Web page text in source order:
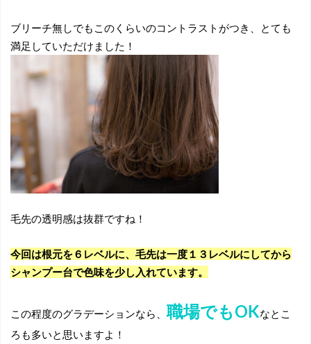
ブリーチ無しでもこのくらいのコントラストがつき、とても
満足していただけました！
毛先の透明感は抜群ですね！
今回は根元を６レベルに、毛先は一度１３レベルにしてから
シャンプー台で色味を少し入れています。
この程度のグラデーションなら、 職場でもOKなとこ
ろも多いと思いますよ！